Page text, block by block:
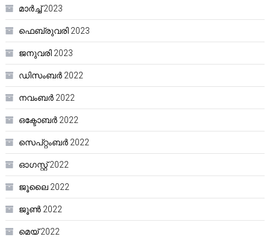
മാർച്ച്‌ 2023
ഫെബ്രുവരി 2023
ജനുവരി 2023
ഡിസംബർ 2022
നവംബർ 2022
ഒക്ടോബർ 2022
സെപ്റ്റംബർ 2022
ഓഗസ്റ്റ്‌ 2022
ജൂലൈ 2022
ജൂൺ 2022
മെയ്‌ 2022